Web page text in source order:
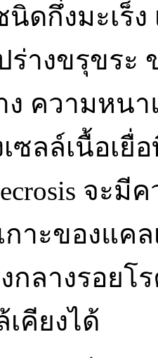
ดกึ่งมะเร็
ร่างขรุขระ
ง ความหน
ซลล์เนื้อเ
จะ
กาะของแค
กลางรอยโ
เคียงได้